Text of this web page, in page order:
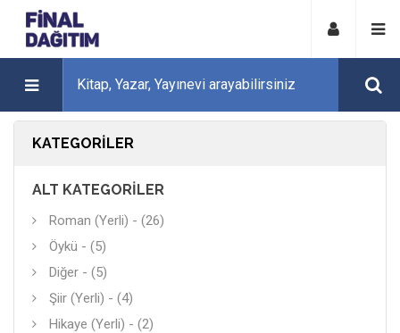
KATEGORILER
ALT KATEGORILER
Roman (Yerli) - (26)
Öykü - (5)
Diğer - (5)
Şiir (Yerli) - (4)
Hikaye (Yerli) - (2)